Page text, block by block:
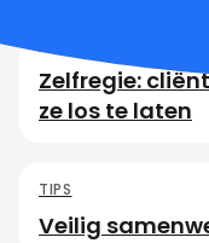
Zelfregie:
ze los te laten
TIPS
Veilig